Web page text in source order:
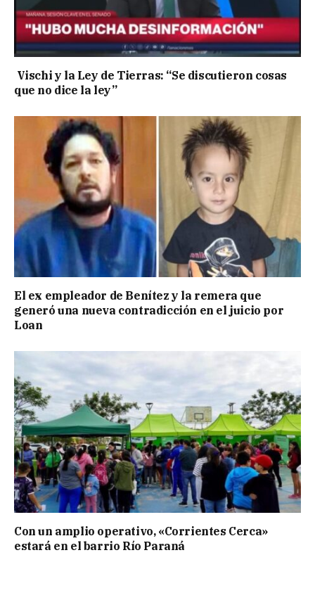
Vischi y la Ley de Tierras: “Se discutieron cosas
que no dice la ley”
El ex empleador de Benítez y la remera que
generó una nueva contradicción en el juicio por
Loan
Con un amplio operativo, «Corrientes Cerca»
estará en el barrio Río Paraná